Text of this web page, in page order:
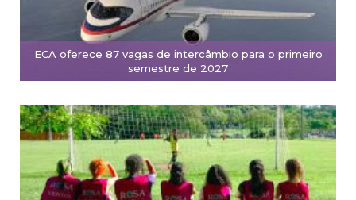
ECA oferece 87 vagas de intercâmbio para o primeiro
semestre de 2027